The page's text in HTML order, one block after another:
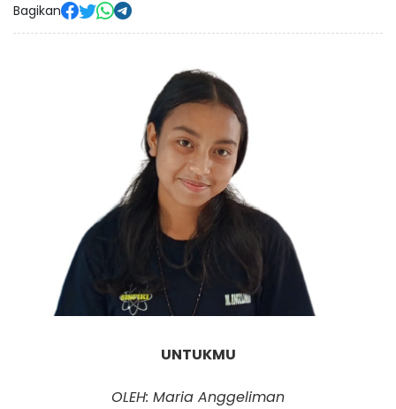
Bagikan
UNTUKMU
OLEH: Maria Anggeliman